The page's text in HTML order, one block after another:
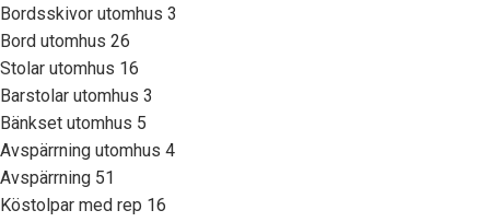
Bordsskivor utomhus 3
Bord utomhus 26
Stolar utomhus 16
Barstolar utomhus 3
Bänkset utomhus 5
Avspärrning utomhus 4
Avspärrning 51
Köstolpar med rep 16